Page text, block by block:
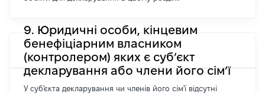
9. Юридичні особи, кінцевим
бенефіціарним власником
(контролером) яких є суб’єкт
декларування або члени його сім’ї
У суб'єкта декларування чи членів його сім'ї відсутні